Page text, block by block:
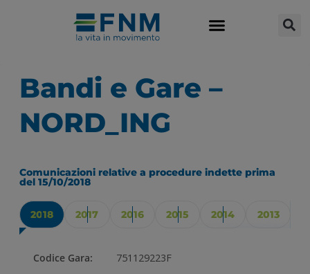
Bandi e Gare –
NORD_ING
Comunicazioni relative a procedure indette prima
del 15/10/2018
2018 2017 2016 2015 2014 2013
Codice Gara:
751129223F